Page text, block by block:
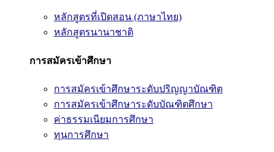
หลักสูตรที่เปิดสอน (ภาษาไทย)
หลักสูตรนานาชาติ
การสมัครเข้าศึกษา
การสมัครเข้าศึกษาระดับปริญญาบัณฑิต
การสมัครเข้าศึกษาระดับบัณฑิตศึกษา
ค่าธรรมเนียมการศึกษา
ทุนการศึกษา